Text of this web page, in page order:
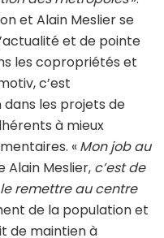
et Alain Meslier se
et de pointe
les copropriétés et
c’est
les projets de
à mieux
«Mon job au
Alain Meslier, c’est de
remettre au centre
de la population et
de maintien à